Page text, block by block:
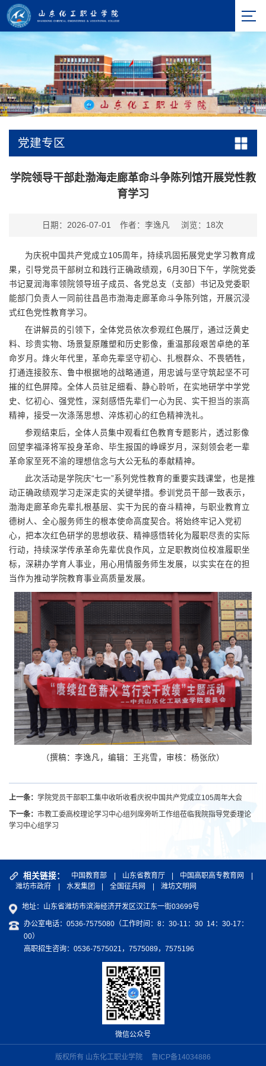
党建专区
学院领导干部赴渤海走廊革命斗争陈列馆开展党性教
育学习
日期：2026-07-01 作者：李逸凡 浏览： 18次
为庆祝中国共产党成立105周年，持续巩固拓展党史学习教育成
果，引导党员干部树立和践行正确政绩观，6月30日下午，学院党委
书记夏润海率领院领导班子成员、各党总支（支部）书记及党委职
能部门负责人一同前往昌邑市渤海走廊革命斗争陈列馆，开展沉浸
式红色党性教育学习。
在讲解员的引领下，全体党员依次参观红色展厅，通过泛黄史
料、珍贵实物、场景复原雕塑和历史影像，重温那段艰苦卓绝的革
命岁月。烽火年代里，革命先辈坚守初心、扎根群众、不畏牺牲，
打通连接胶东、鲁中根据地的战略通道，用忠诚与坚守筑起坚不可
摧的红色屏障。全体人员驻足细看、静心聆听，在实地研学中学党
史、忆初心、强党性，深刻感悟先辈们一心为民、实干担当的崇高
精神，接受一次涤荡思想、淬炼初心的红色精神洗礼。
参观结束后，全体人员集中观看红色教育专题影片，透过影像
回望李福泽将军投身革命、毕生报国的峥嵘岁月，深刻领会老一辈
革命家至死不渝的理想信念与大公无私的奉献精神。
此次活动是学院庆“七一”系列党性教育的重要实践课堂，也是推
动正确政绩观学习走深走实的关键举措。参训党员干部一致表示，
渤海走廊革命先辈扎根基层、实干为民的奋斗精神，与职业教育立
德树人、全心服务师生的根本使命高度契合。将始终牢记入党初
心，把本次红色研学的思想收获、精神感悟转化为履职尽责的实际
行动，持续深学传承革命先辈优良作风，立足职教岗位校准履职坐
标，深耕办学育人事业，用心用情服务师生发展，以实实在在的担
当作为推动学院教育事业高质量发展。
（撰稿：李逸凡，编辑：王兆雪，审核：杨张欣）
上一条： 学院党员干部职工集中收听收看庆祝中国共产党成立105周年大会
下一条： 市教工委高校理论学习中心组列席旁听工作组莅临我院指导党委理论
学习中心组学习
相关链接： 中国教育部 山东省教育厅 中国高职高专教育网
潍坊市政府
水发集团 全国征兵网 潍坊文明网
地址：山东省潍坊市滨海经济开发区汉江东一街03699号
办公室电话：0536-7575080（工作时间：8：30-11：30 14：30-17：
00）
高职招生咨询：0536-7575021，7575089，7575196
微信公众号
版权所有 山东化工职业学院 鲁ICP备14034886